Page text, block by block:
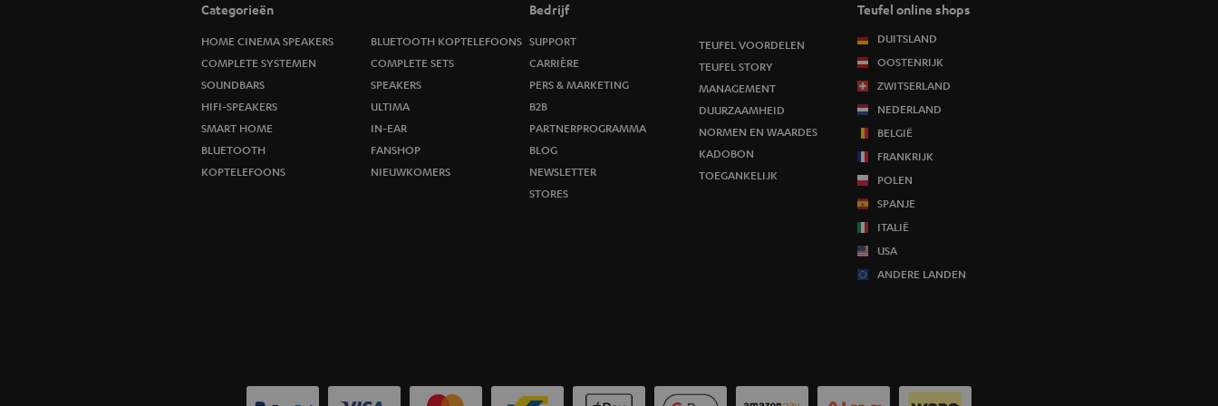
n
f
Categorieën
HOME CINEMA SPEAKERS
COMPLETE SYSTEMEN
SOUNDBARS
HIFI-SPEAKERS
SMART HOME
BLUETOOTH
KOPTELEFOONS
BLUETOOTH KOPTELEFOONS
COMPLETE SETS
SPEAKERS
ULTIMA
IN-EAR
FANSHOP
NIEUWKOMERS
Bedrijf
SUPPORT
CARRIÈRE
PERS & MARKETING
B2B
PARTNERPROGRAMMA
BLOG
NEWSLETTER
STORES
TEUFEL VOORDELEN
TEUFEL STORY
MANAGEMENT
DUURZAAMHEID
NORMEN EN WAARDES
KADOBON
TOEGANKELIJK
Teufel online shops
DUITSLAND
OOSTENRIJK
ZWITSERLAND
NEDERLAND
BELGIË
FRANKRIJK
POLEN
SPANJE
ITALIË
USA
ANDERE LANDEN